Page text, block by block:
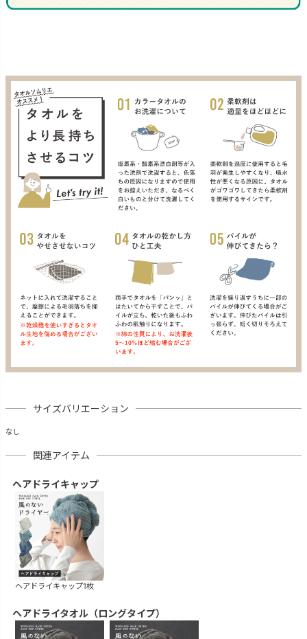
サイズバリエーション
なし
関連アイテム
ヘアドライキャップ
ヘアドライキャップ1枚
ヘアドライタオル（ロングタイプ）